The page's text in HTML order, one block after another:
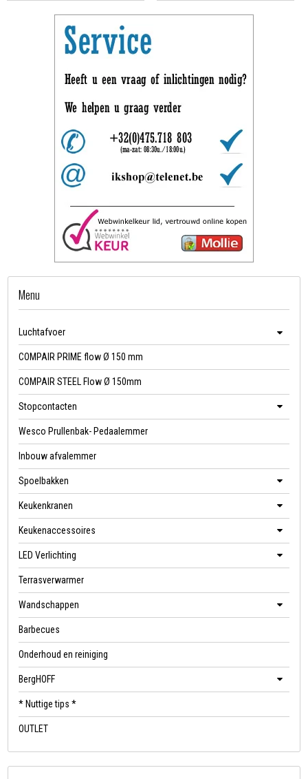
Menu
Luchtafvoer
COMPAIR PRIME flow Ø 150 mm
COMPAIR STEEL Flow Ø 150mm
Stopcontacten
Wesco Prullenbak- Pedaalemmer
Inbouw afvalemmer
Spoelbakken
Keukenkranen
Keukenaccessoires
LED Verlichting
Terrasverwarmer
Wandschappen
Barbecues
Onderhoud en reiniging
BergHOFF
* Nuttige tips *
OUTLET